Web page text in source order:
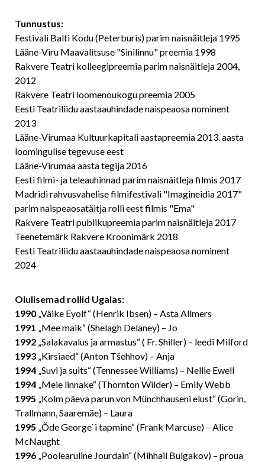
Tunnustus:
Festivali Balti Kodu (Peterburis) parim naisnäitleja 1995
Lääne-Viru Maavalitsuse "Sinilinnu" preemia 1998
Rakvere Teatri kolleegipreemia parim naisnäitleja 2004,
2012
Rakvere Teatri loomenõukogu preemia 2005
Eesti Teatriliidu aastaauhindade naispeaosa nominent
2013
Lääne-Virumaa Kultuurkapitali aastapreemia 2013. aasta
loomingulise tegevuse eest
Lääne-Virumaa aasta tegija 2016
Eesti filmi- ja teleauhinnad parim naisnäitleja filmis 2017
Madridi rahvusvahelise filmifestivali "Imagineidia 2017"
parim naispeaosatäitja rolli eest filmis "Ema"
Rakvere Teatri publikupreemia parim naisnäitleja 2017
Teenetemärk Rakvere Kroonimärk 2018
Eesti Teatriliidu aastaauhindade naispeaosa nominent
2024
Olulisemad rollid Ugalas:
1990 „Väike Eyolf“ (Henrik Ibsen) – Asta Allmers
1991
„Mee maik“ (Shelagh Delaney) – Jo
1992 „Salakavalus ja armastus“ ( Fr. Shiller) – leedi Milford
1993 „Kirsiaed“ (Anton Tšehhov) – Anja
1994 „Suvi ja suits“ (Tennessee Williams) – Nellie Ewell
1994 „Meie linnake“ (Thornton Wilder) – Emily Webb
1995 „Kolm päeva parun von Münchhauseni elust“ (Gorin,
Trallmann, Saaremäe) – Laura
1995 „Õde George`i tapmine“ (Frank Marcuse) – Alice
McNaught
1996 „Poolearuline Jourdain“ (Mihhail Bulgakov) – proua